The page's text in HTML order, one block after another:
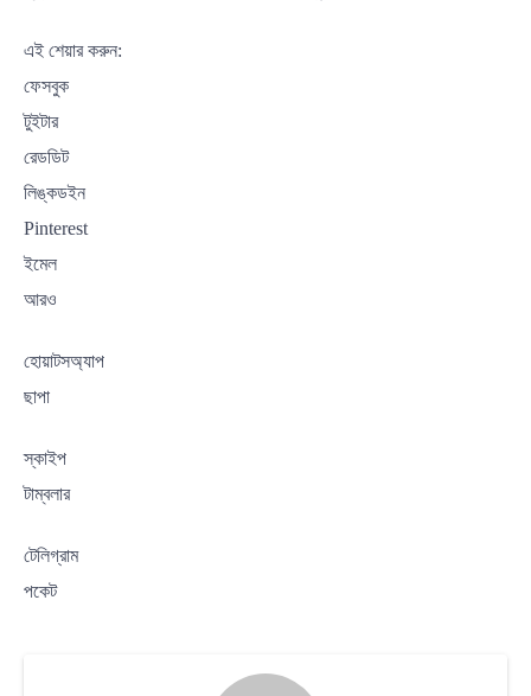
এই শেয়ার করুন:
ফেসবুক
টুইটার
রেডডিট
লিঙ্কডইন
Pinterest
ইমেল
আরও
হোয়াটসঅ্যাপ
ছাপা
স্কাইপ
টাম্বলার
টেলিগ্রাম
পকেট